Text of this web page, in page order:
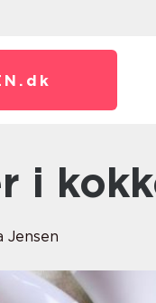
dk
i
Jensen